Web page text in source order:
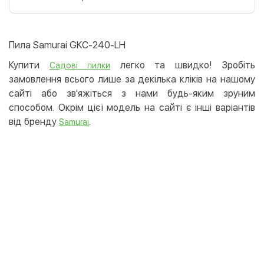
Apple Pay
Google Pay
Безготівковий розрахунок
Оплата на карту юр.особи
Безкоштовно
Пила Samurai GKC-240-LH
Купити
Садові пилки
легко та швидко! Зробіть
замовлення всього лише за декілька кліків на нашому
сайті або зв'яжіться з нами будь-яким зруним
способом. Окрім цієї модель на сайті є інші варіантів
від бренду Samurai.